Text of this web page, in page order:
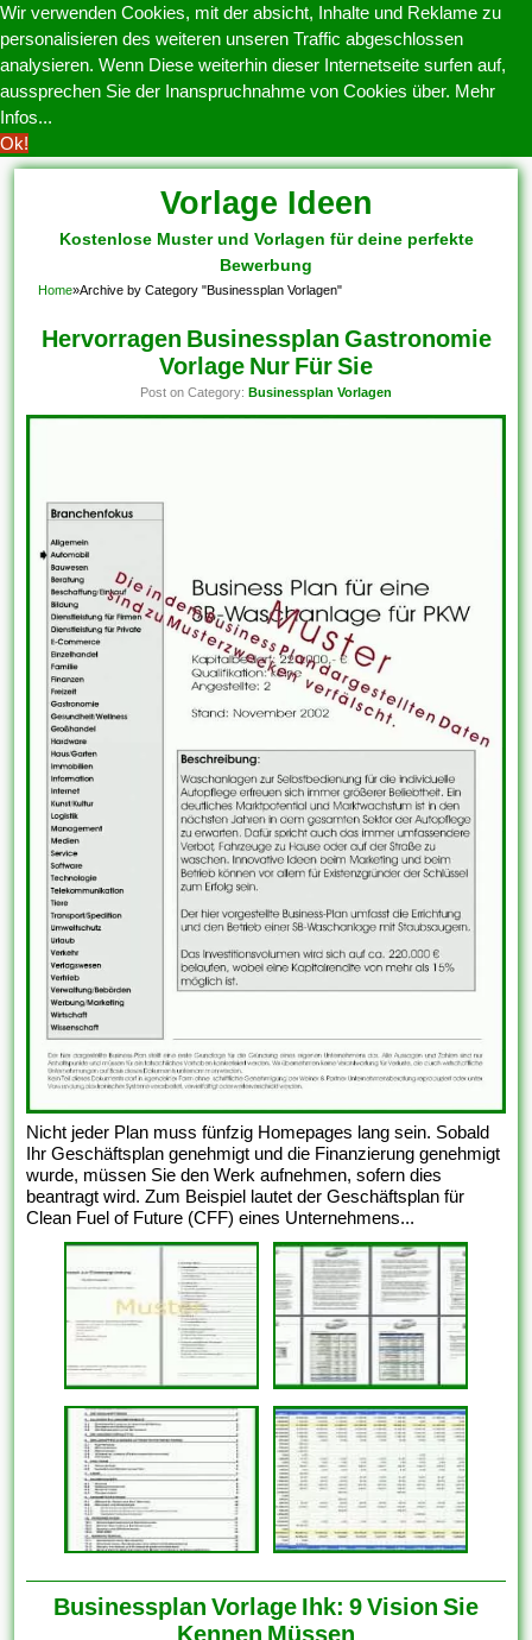
Wir verwenden Cookies, mit der absicht, Inhalte und Reklame zu
personalisieren des weiteren unseren Traffic abgeschlossen
analysieren. Wenn Diese weiterhin dieser Internetseite surfen auf,
aussprechen Sie der Inanspruchnahme von Cookies über. Mehr
Infos...
Ok!
Vorlage Ideen
Kostenlose Muster und Vorlagen für deine perfekte
Bewerbung
Home»Archive by Category "Businessplan Vorlagen"
Hervorragen Businessplan Gastronomie
Vorlage Nur Für Sie
Post on Category: Businessplan Vorlagen
Nicht jeder Plan muss fünfzig Homepages lang sein. Sobald
Ihr Geschäftsplan genehmigt und die Finanzierung genehmigt
wurde, müssen Sie den Werk aufnehmen, sofern dies
beantragt wird. Zum Beispiel lautet der Geschäftsplan für
Clean Fuel of Future (CFF) eines Unternehmens...
Businessplan Vorlage Ihk: 9 Vision Sie
Kennen Müssen